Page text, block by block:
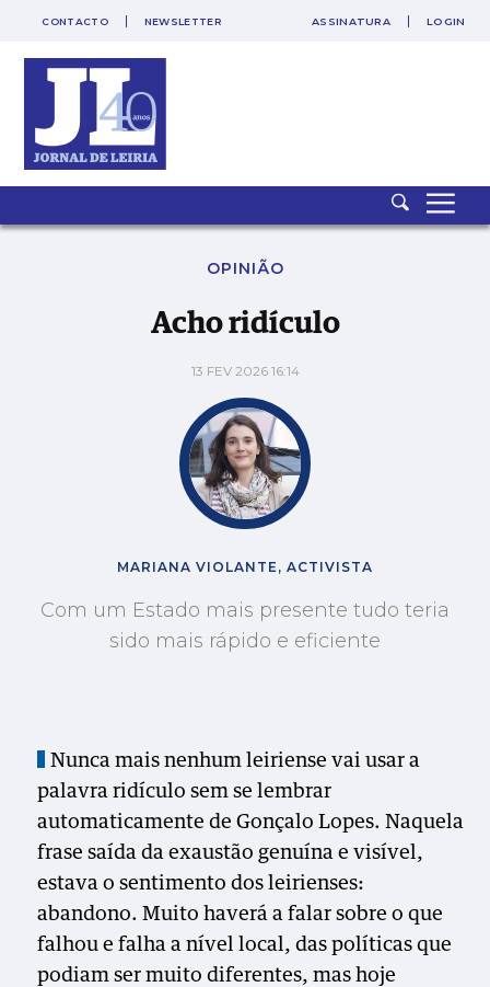
SAIR
CONTACTO NEWSLETTER ASSINATURA LOGIN
Acho ridículo
OPINIÃO
Acho ridículo
13 FEV 2026 16:14
MARIANA VIOLANTE, ACTIVISTA
Com um Estado mais presente tudo teria
sido mais rápido e eficiente
Nunca mais nenhum leiriense vai usar a
palavra ridículo sem se lembrar
automaticamente de Gonçalo Lopes. Naquela
frase saída da exaustão genuína e visível,
estava o sentimento dos leirienses:
abandono. Muito haverá a falar sobre o que
falhou e falha a nível local, das políticas que
podiam ser muito diferentes, mas hoje